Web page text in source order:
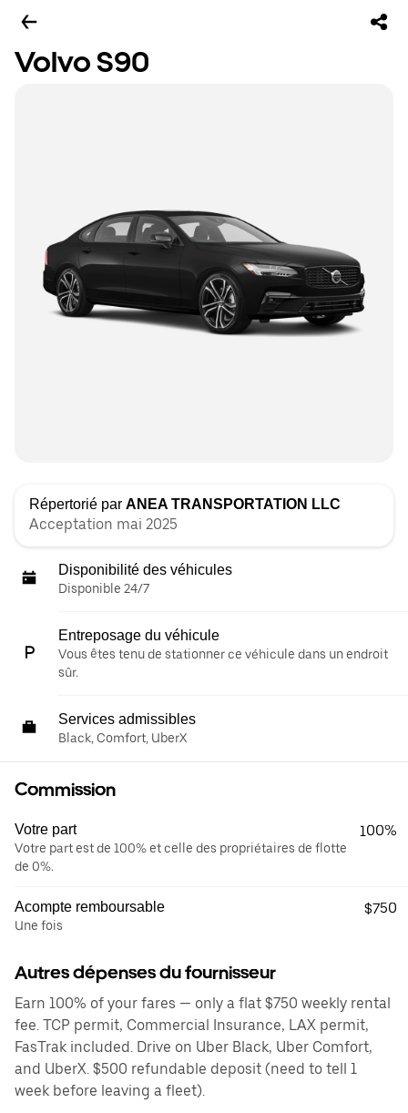
Volvo S90
Répertorié par ANEA TRANSPORTATION LLC
Acceptation mai 2025
Disponibilité des véhicules
Disponible 24/7
Entreposage du véhicule
Vous êtes tenu de stationner ce véhicule dans un endroit
sûr.
Services admissibles
Black, Comfort, UberX
Commission
Votre part
Votre part est de 100% et celle des propriétaires de flotte
de 0%.
100%
Acompte remboursable
Une fois
$750
Autres dépenses du fournisseur
Earn 100% of your fares — only a flat $750 weekly rental
fee. TCP permit, Commercial Insurance, LAX permit,
FasTrak included. Drive on Uber Black, Uber Comfort,
and UberX. $500 refundable deposit (need to tell 1
week before leaving a fleet).